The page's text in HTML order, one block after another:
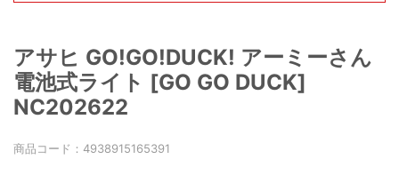
アサヒ GO!GO!DUCK! アーミーさん
電池式ライト [GO GO DUCK]
NC202622
商品コード： 4938915165391